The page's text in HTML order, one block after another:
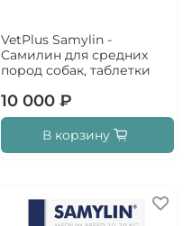
VetPlus Samylin -
Самилин для средних
пород собак, таблетки
10 000 ₽
В корзину